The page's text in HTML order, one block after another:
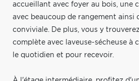
accueillant avec foyer au bois, une
avec beaucoup de rangement ainsi
conviviale. De plus, vous y
complète avec laveuse-sécheuse à
le quotidien et pour recevoir.